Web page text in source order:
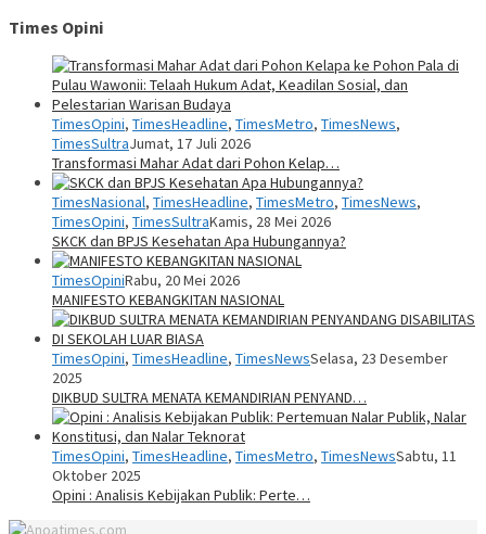
Times Opini
TimesOpini, TimesHeadline, TimesMetro, TimesNews,
TimesSultraJumat, 17 Juli 2026
Transformasi Mahar Adat dari Pohon Kelap…
TimesNasional, TimesHeadline, TimesMetro, TimesNews,
TimesOpini, TimesSultraKamis, 28 Mei 2026
SKCK dan BPJS Kesehatan Apa Hubungannya?
TimesOpiniRabu, 20 Mei 2026
MANIFESTO KEBANGKITAN NASIONAL
TimesOpini, TimesHeadline, TimesNewsSelasa, 23 Desember
2025
DIKBUD SULTRA MENATA KEMANDIRIAN PENYAND…
TimesOpini, TimesHeadline, TimesMetro, TimesNewsSabtu, 11
Oktober 2025
Opini : Analisis Kebijakan Publik: Perte…